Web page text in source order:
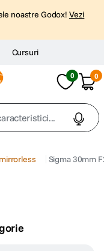
noastre Godox! Vezi
Cursuri
0 0
Sigma 30mm